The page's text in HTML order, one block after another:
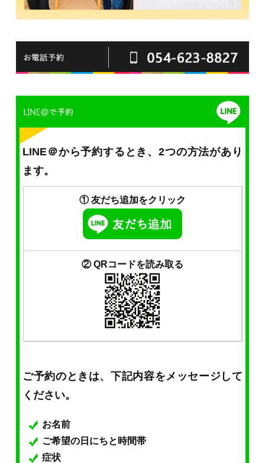
LINE＠から予約するとき、2つの方法があり
ます。
① 友だち追加をクリック
② QRコードを読み取る
ご予約のときは、下記内容をメッセージして
ください。
お名前
ご希望の日にちと時間帯
症状